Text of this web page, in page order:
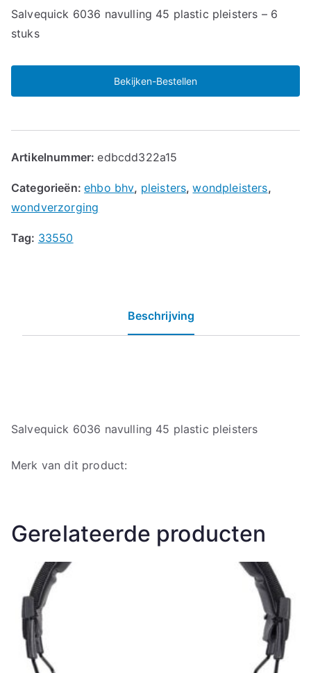
Salvequick 6036 navulling 45 plastic pleisters – 6
stuks
Bekijken-Bestellen
Artikelnummer:edbcdd322a15
Categorieën:ehbo bhv, pleisters,wondpleisters,
wondverzorging
Tag: 33550
Beschrijving
Salvequick 6036 navulling 45 plastic pleisters
Merk van dit product:
Gerelateerde producten